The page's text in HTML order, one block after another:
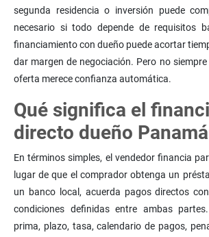
segunda residencia o inversión puede
necesario si todo depende de requisitos
financiamiento con dueño puede acortar
dar margen de negociación. Pero no
oferta merece confianza automática.
Qué significa el
directo dueño Panamá
En términos simples, el vendedor financia
lugar de que el comprador obtenga un
un banco local, acuerda pagos directos
condiciones definidas entre ambas
prima, plazo, tasa, calendario de pagos,